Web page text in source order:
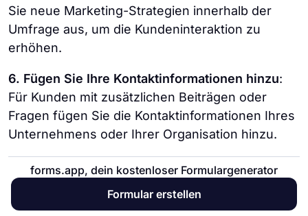
Sie neue Marketing-Strategien innerhalb der
Umfrage aus, um die Kundeninteraktion zu
erhöhen.
6. Fügen Sie Ihre Kontaktinformationen hinzu:
Für Kunden mit zusätzlichen Beiträgen oder
Fragen fügen Sie die Kontaktinformationen Ihres
Unternehmens oder Ihrer Organisation hinzu.
7. Verwenden Sie Social Media effektiv: Teilen
und bewerben Sie Ihre Umfrage auf Social
Media, um so viele Daten wie möglich zu
forms.app, dein kostenloser Formulargenerator
Formular erstellen